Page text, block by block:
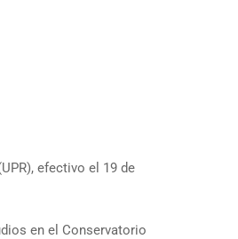
efectivo el 19 de
en el Conservatorio